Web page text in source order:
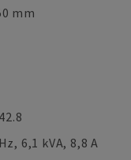
mm
6,1 kVA, 8,8 A